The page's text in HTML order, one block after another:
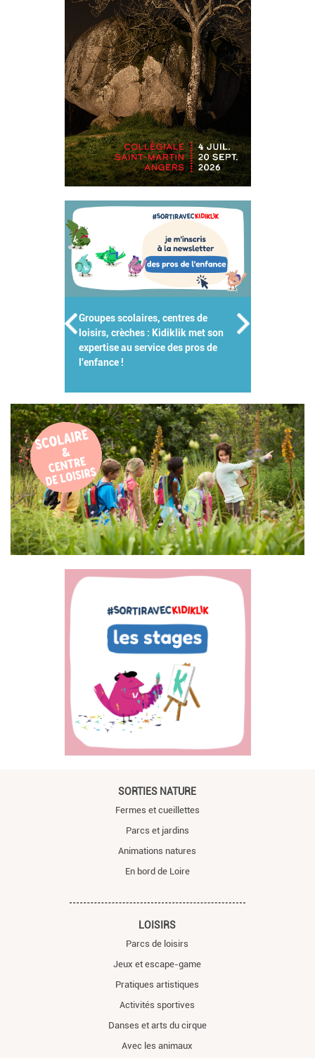
Groupes scolaires, centres de
loisirs, crèches : Kidiklik met son
expertise au service des pros de
l'enfance !
SORTIES NATURE
Fermes et cueillettes
Parcs et jardins
Animations natures
En bord de Loire
LOISIRS
Parcs de loisirs
Jeux et escape-game
Pratiques artistiques
Activités sportives
Danses et arts du cirque
Avec les animaux